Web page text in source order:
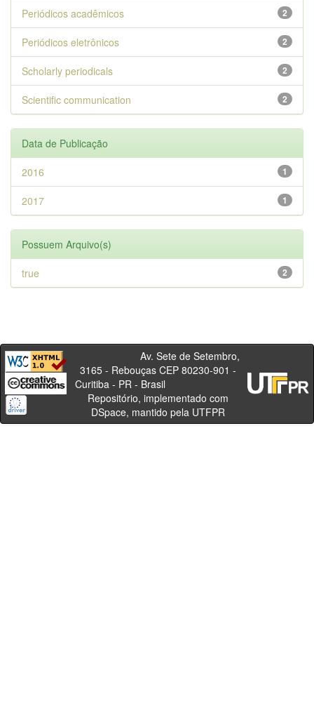
2
Periódicos acadêmicos
2
Periódicos eletrônicos
2
Scholarly periodicals
2
Scientific communication
Data de Publicação
1
2016
1
2017
Possuem Arquivo(s)
2
true
Av. Sete de Setembro,
3165 - Rebouças CEP 80230-901 -
Curitiba - PR - Brasil
Repositório, implementado com
DSpace, mantido pela UTFPR